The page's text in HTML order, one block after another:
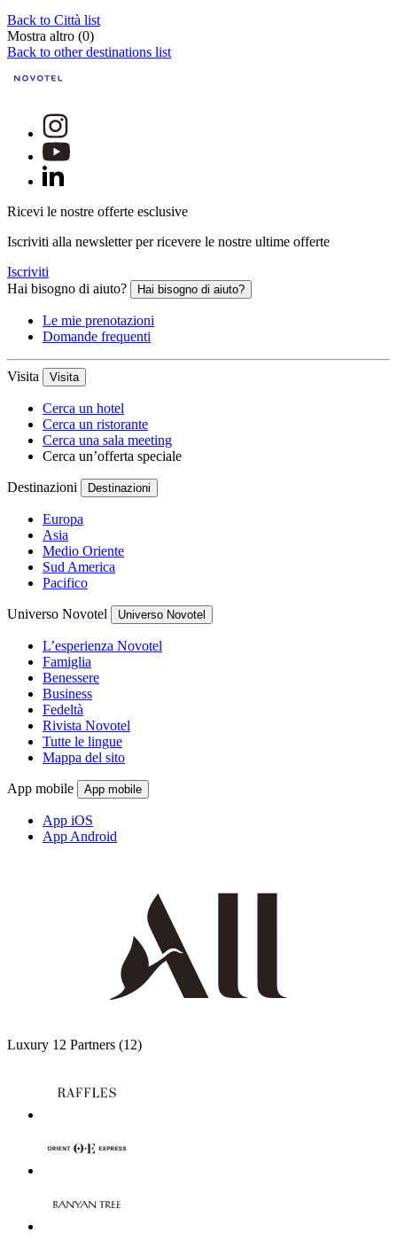
Back to Città list
Mostra altro (0)
Back to other destinations list
Ricevi le nostre offerte esclusive
Iscriviti alla newsletter per ricevere le nostre ultime offerte
Iscriviti
Hai bisogno di aiuto?
Hai bisogno di aiuto?
Le mie prenotazioni
Domande frequenti
Visita Visita
Cerca un hotel
Cerca un ristorante
Cerca una sala meeting
Cerca un’offerta speciale
Destinazioni Destinazioni
Europa
Asia
Medio Oriente
Sud America
Pacifico
Universo Novotel Universo Novotel
L’esperienza Novotel
Famiglia
Benessere
Business
Fedeltà
Rivista Novotel
Tutte le lingue
Mappa del sito
App mobile App mobile
App iOS
App Android
Luxury 12 Partners (12)